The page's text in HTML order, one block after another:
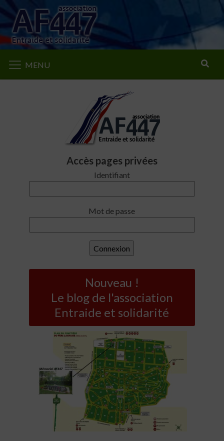
MENU
Accès pages privées
Identifiant
Mot de passe
Nouveau !
Le blog de l'association
Entraide et solidarité